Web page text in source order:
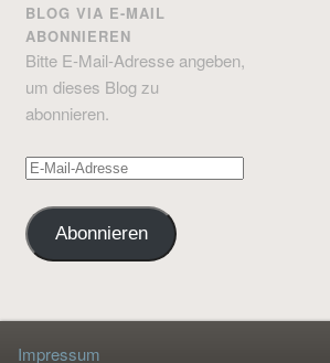
BLOG VIA E-MAIL
ABONNIEREN
Bitte E-Mail-Adresse angeben,
um dieses Blog zu
abonnieren.
E-
Adresse
Abonnieren
Impressum